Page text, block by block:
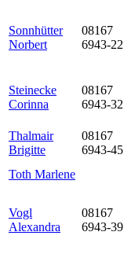
Sonnhütter
Norbert
08167
6943-22
Steinecke
Corinna
08167
6943-32
Thalmair
Brigitte
08167
6943-45
Toth Marlene
Vogl
Alexandra
08167
6943-39